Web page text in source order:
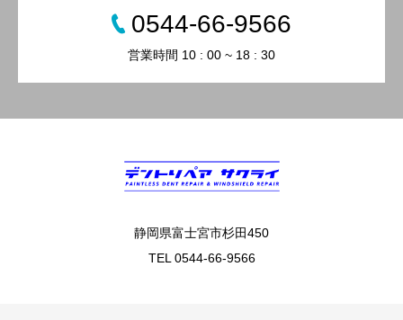
0544-66-9566
営業時間 10 : 00 ~ 18 : 30
静岡県富士宮市杉田450
TEL 0544-66-9566